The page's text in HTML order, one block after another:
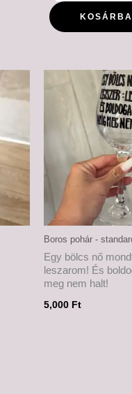
Boros pohár -
Egy bölcs nő
leszarom! És
meg nem halt!
5,000 Ft